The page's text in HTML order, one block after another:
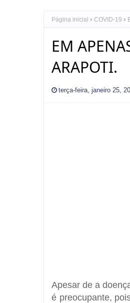
Página inicial COVID-19
EM
ARAPOTI.
terça-feira, janeiro 25,
Apesar de a
é preocupante,